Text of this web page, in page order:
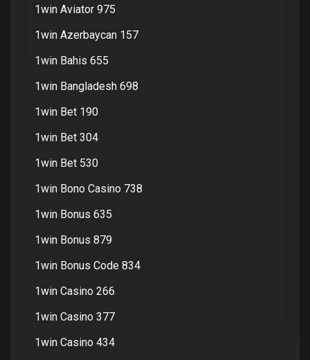
1win Aviator 975
1win Azerbaycan 157
1win Bahis 655
1win Bangladesh 698
1win Bet 190
1win Bet 304
1win Bet 530
1win Bono Casino 738
1win Bonus 635
1win Bonus 879
1win Bonus Code 834
1win Casino 266
1win Casino 377
1win Casino 434